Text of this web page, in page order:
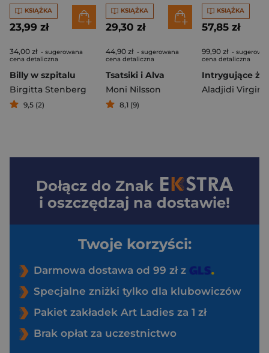
KSIĄŻKA
23,99 zł
34,00 zł - sugerowana
cena detaliczna
Billy w szpitalu
Birgitta Stenberg
9,5 (2)
KSIĄŻKA
29,30 zł
44,90 zł - sugerowana
cena detaliczna
Tsatsiki i Alva
Moni Nilsson
8,1 (9)
KSIĄŻKA
57,85 zł
99,90 zł -
cena detaliczna
Aladjidi
Dołącz do Znak
i oszczędzaj na dostawie!
Twoje korzyści:
Darmowa dostawa od 99 zł z
Specjalne zniżki tylko dla klubowiczów
Pakiet zakładek Art Ladies za 1 zł
Brak opłat za uczestnictwo